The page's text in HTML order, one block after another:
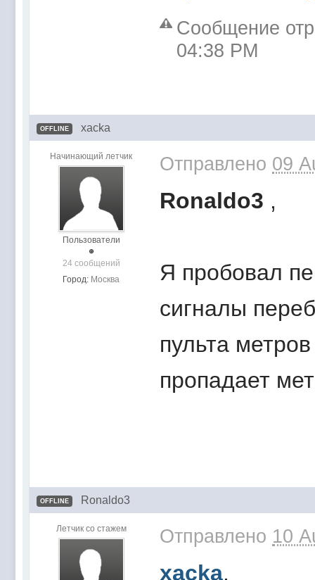
Сообщение
04:38 PM
OFFLINE xacka
Начинающий летчик
Пользователи
24 сообщений
Город: Москва
Отправлено 09
Ronaldo3 ,
Я пробовал
сигналы
пульта
пропадает
OFFLINE Ronaldo3
Летчик со стажем Отправлено 10
xacka,